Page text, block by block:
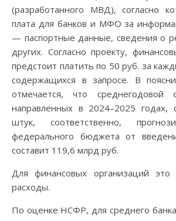
(разработанного МВД), согласно
плата для банков и МФО за
— паспортные данные, сведения о
других. Согласно проекту,
предстоит платить по 50 руб. за
содержащихся в запросе. В
отмечается, что среднегодовой
направленных в 2024–2025 годах,
штук, соответственно,
федерального бюджета от
составит 119,6 млрд руб.
Для финансовых организаций это
расходы.
По оценке НСФР, для среднего